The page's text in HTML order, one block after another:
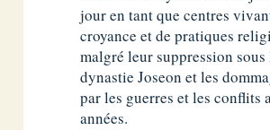
jour en tant que centres
croyance et de pratiques
malgré leur suppression sous
dynastie Joseon et les
par les guerres et les conflits
années.